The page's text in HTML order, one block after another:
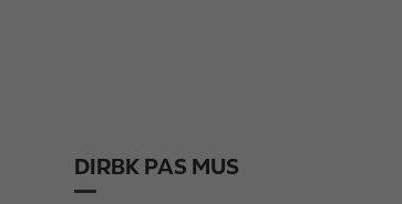
DIRBK PAS MUS